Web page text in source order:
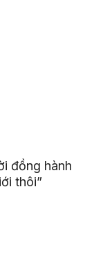
đồng hành
thôi”